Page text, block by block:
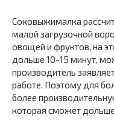
Соковыжималка
малой загрузочной
овощей и фруктов, на
дольше 10-15 минут,
производитель
работе. Поэтому для
более
которая сможет